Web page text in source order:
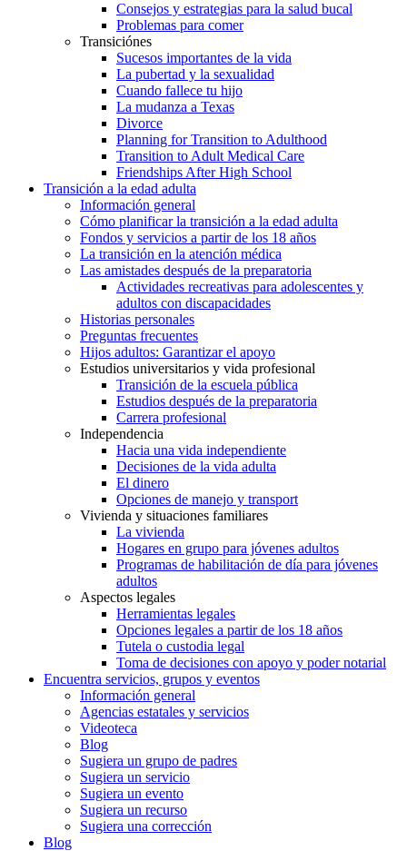
Consejos y estrategias para la salud bucal
Problemas para comer
Transiciónes
Sucesos importantes de la vida
La pubertad y la sexualidad
Cuando fallece tu hijo
La mudanza a Texas
Divorce
Planning for Transition to Adulthood
Transition to Adult Medical Care
Friendships After High School
Transición a la edad adulta
Información general
Cómo planificar la transición a la edad adulta
Fondos y servicios a partir de los 18 años
La transición en la atención médica
Las amistades después de la preparatoria
Actividades recreativas para adolescentes y
adultos con discapacidades
Historias personales
Preguntas frecuentes
Hijos adultos: Garantizar el apoyo
Estudios universitarios y vida profesional
Transición de la escuela pública
Estudios después de la preparatoria
Carrera profesional
Independencia
Hacia una vida independiente
Decisiones de la vida adulta
El dinero
Opciones de manejo y transport
Vivienda y situaciones familiares
La vivienda
Hogares en grupo para jóvenes adultos
Programas de habilitación de día para jóvenes
adultos
Aspectos legales
Herramientas legales
Opciones legales a partir de los 18 años
Tutela o custodia legal
Toma de decisiones con apoyo y poder notarial
Encuentra servicios, grupos y eventos
Información general
Agencias estatales y servicios
Videoteca
Blog
Sugiera un grupo de padres
Sugiera un servicio
Sugiera un evento
Sugiera un recurso
Sugiera una corrección
Blog